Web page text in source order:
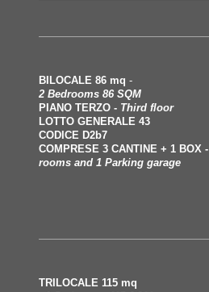
BILOCALE 86 mq -
2 Bedrooms 86 SQM
PIANO TERZO - Third floor
LOTTO GENERALE 43
CODICE D2b7
COMPRESE 3 CANTINE + 1 BOX -
rooms and 1 Parking garage
TRILOCALE 115 mq